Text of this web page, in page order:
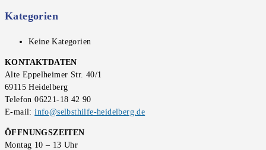
Kategorien
Keine Kategorien
KONTAKTDATEN
Alte Eppelheimer Str. 40/1
69115 Heidelberg
Telefon 06221-18 42 90
E-mail:info@selbsthilfe-heidelberg.de
ÖFFNUNGSZEITEN
Montag 10 – 13 Uhr